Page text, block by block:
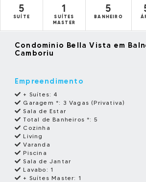
5
SUÍTE
1
SUÍTES
MASTER
5
BANHEIRO
Condominio Bella Vista em
Camboriu
Empreendimento
+ Suítes: 4
Garagem *: 3 Vagas (Privativa)
Sala de Estar
Total de Banheiros *: 5
Cozinha
Living
Varanda
Piscina
Sala de Jantar
Lavabo: 1
+ Suítes Master: 1